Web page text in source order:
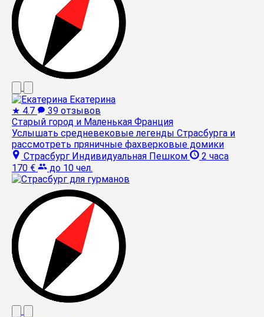
Екатерина
★ 4.7
39 отзывов
Старый город и Маленькая Франция
Услышать средневековые легенды Страсбурга и
рассмотреть пряничные фахверковые домики
Страсбург Индивидуальная Пешком
2 часа
170 €
до 10 чел.